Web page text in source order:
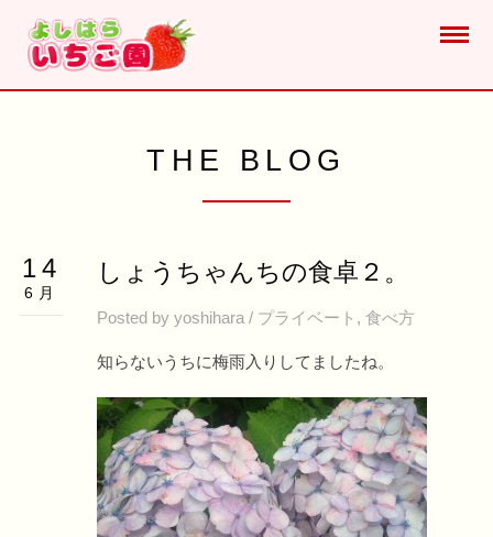
THE BLOG
14
6月
しょうちゃんちの食卓２。
Posted by yoshihara/ プライベート , 食べ方
知らないうちに梅雨入りしてましたね。